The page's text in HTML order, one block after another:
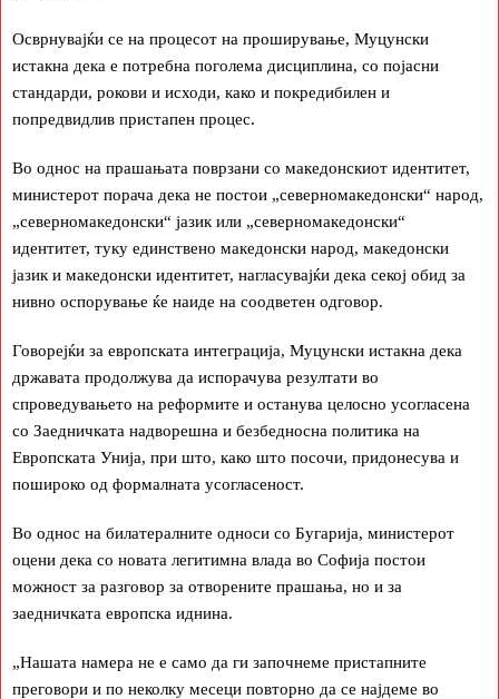
Осврнувајќи се на процесот на проширување, Муцунски
истакна дека е потребна поголема дисциплина, со појасни
стандарди, рокови и исходи, како и покредибилен и
попредвидлив пристапен процес.
Во однос на прашањата поврзани со македонскиот идентитет,
министерот порача дека не постои „северномакедонски“ народ,
„северномакедонски“ јазик или „северномакедонски“
идентитет, туку единствено македонски народ, македонски
јазик и македонски идентитет, нагласувајќи дека секој обид за
нивно оспорување ќе наиде на соодветен одговор.
Говорејќи за европската интеграција, Муцунски истакна дека
државата продолжува да испорачува резултати во
спроведувањето на реформите и останува целосно усогласена
со Заедничката надворешна и безбедносна политика на
Европската Унија, при што, како што посочи, придонесува и
пошироко од формалната усогласеност.
Во однос на билатералните односи со Бугарија, министерот
оцени дека со новата легитимна влада во Софија постои
можност за разговор за отворените прашања, но и за
заедничката европска иднина.
„Нашата намера не е само да ги започнеме пристапните
преговори и по неколку месеци повторно да се најдеме во